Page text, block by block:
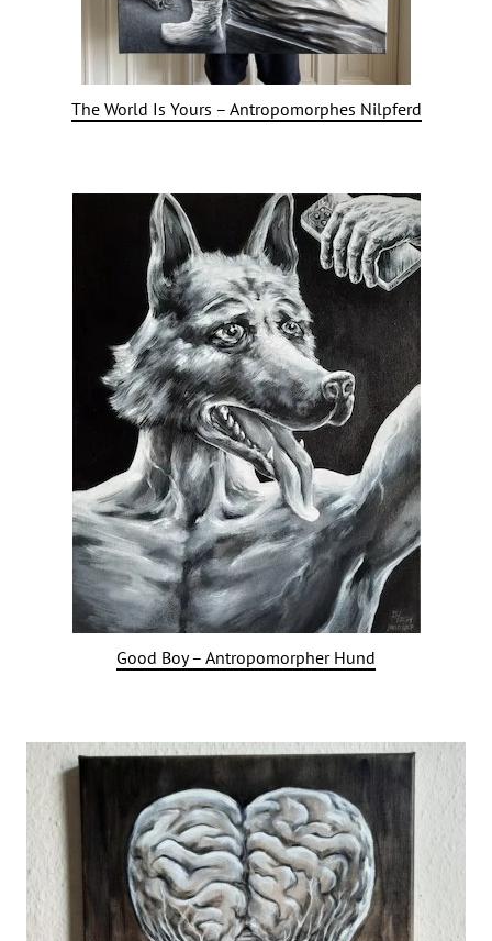
The World Is Yours – Antropomorphes Nilpferd
Good Boy – Antropomorpher Hund